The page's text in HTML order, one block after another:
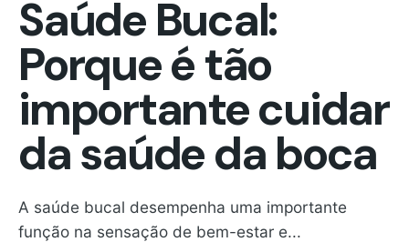
Saúde Bucal:
Porque é tão
importante cuidar
da saúde da boca
A saúde bucal desempenha uma importante
função na sensação de bem-estar e...